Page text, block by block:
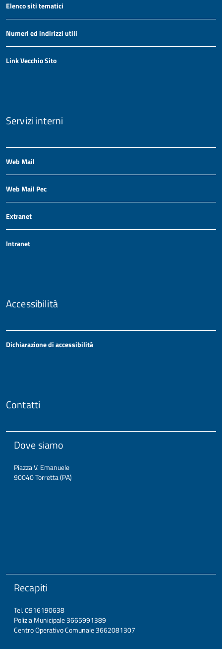
Elenco siti tematici
Numeri ed indirizzi utili
Link Vecchio Sito
Servizi interni
Web Mail
Web Mail Pec
Extranet
Intranet
Accessibilità
Dichiarazione di accessibilità
Contatti
Dove siamo
Piazza V. Emanuele
90040 Torretta (PA)
Recapiti
Tel. 0916190638
Polizia Municipale 3665991389
Centro Operativo Comunale 3662081307